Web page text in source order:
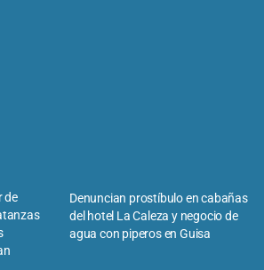
de
Denuncian prostíbulo en cabañas
del hotel La Caleza y negocio de
agua con piperos en Guisa